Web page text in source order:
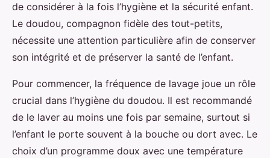
de considérer à la fois l’hygiène et la sécurité enfant.
Le doudou, compagnon fidèle des tout-petits,
nécessite une attention particulière afin de conserver
son intégrité et de préserver la santé de l’enfant.
Pour commencer, la fréquence de lavage joue un rôle
crucial dans l’hygiène du doudou. Il est recommandé
de le laver au moins une fois par semaine, surtout si
l’enfant le porte souvent à la bouche ou dort avec. Le
choix d’un programme doux avec une température